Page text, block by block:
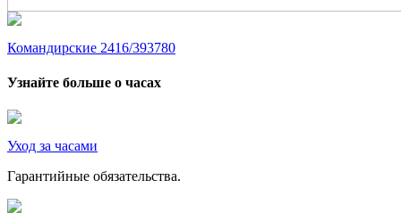
Командирские 2416/393780
Узнайте больше о часах
Уход за часами
Гарантийные обязательства.